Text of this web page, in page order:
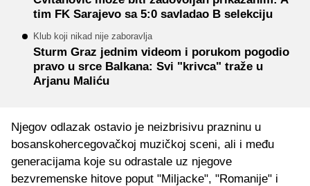
tim FK Sarajevo sa 5:0 savladao B selekciju
Klub koji nikad nije zaboravlja
Sturm Graz jednim videom i porukom pogodio
pravo u srce Balkana: Svi "krivca" traže u
Arjanu Maliću
Njegov odlazak ostavio je neizbrisivu prazninu u
bosanskohercegovačkoj muzičkoj sceni, ali i među
generacijama koje su odrastale uz njegove
bezvremenske hitove poput "Miljacke", "Romanije" i